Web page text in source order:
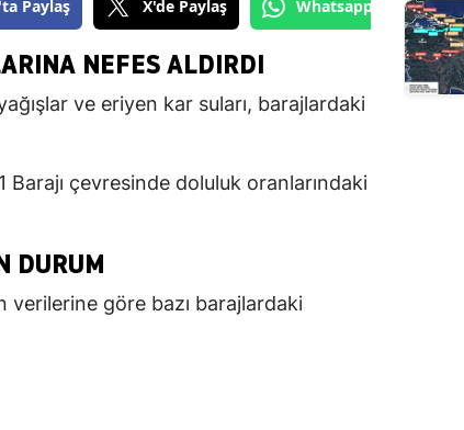
Paylaş X'de Paylaş Whatsapp'tan Gönder
NEFES ALDIRDI
ve eriyen kar suları, barajlardaki
Barajı çevresinde doluluk oranlarındaki
DURUM
verilerine göre bazı barajlardaki